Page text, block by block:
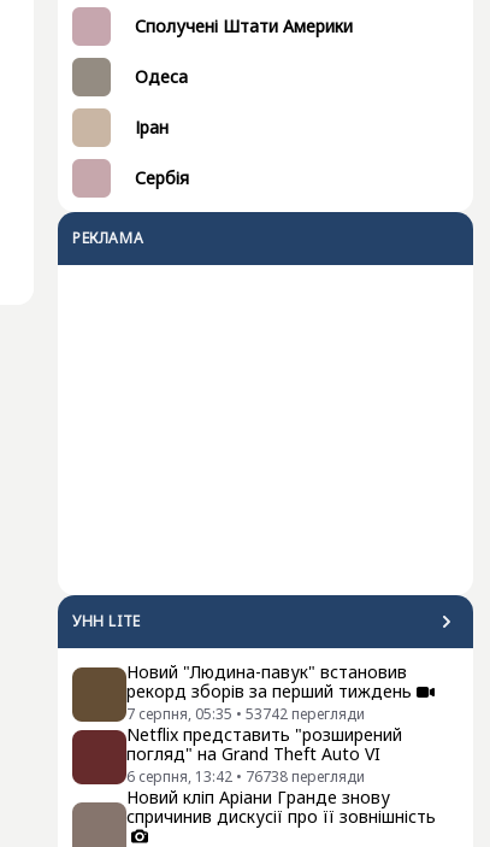
Сполучені Штати Америки
Одеса
Іран
Сербія
РЕКЛАМА
УНН LITE
Новий "Людина-павук" встановив
рекорд зборів за перший тиждень
7 серпня, 05:35 • 53742 перегляди
Netflix представить "розширений
погляд" на Grand Theft Auto VI
6 серпня, 13:42 • 76738 перегляди
Новий кліп Аріани Гранде знову
спричинив дискусії про її зовнішність